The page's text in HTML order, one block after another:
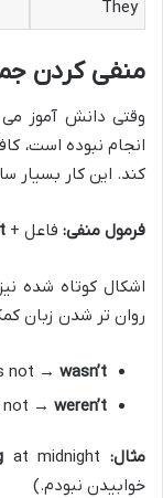
They
منفی کردن
وقتی دانش آموز
کند. این کار بسیار
فرمول منفی: فاعل +
اشکال کوتاه شده
روان تر شدن زبان
not → wasn’t
not → weren’t
مثال:I
خوابیدن نبودم.)